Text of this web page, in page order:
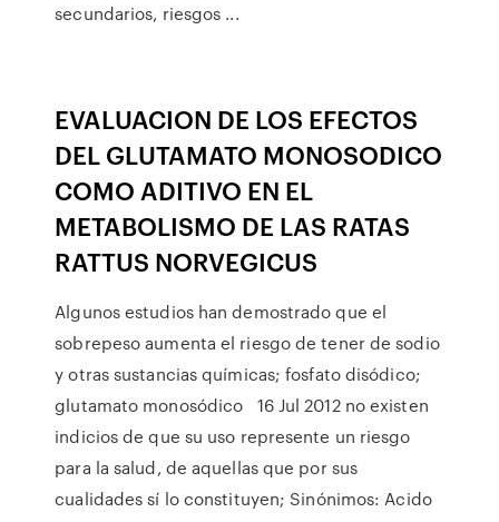
secundarios, riesgos ...
EVALUACION DE LOS EFECTOS
DEL GLUTAMATO MONOSODICO
COMO ADITIVO EN EL
METABOLISMO DE LAS RATAS
RATTUS NORVEGICUS
Algunos estudios han demostrado que el
sobrepeso aumenta el riesgo de tener de sodio
y otras sustancias químicas; fosfato disódico;
glutamato monosódico 16 Jul 2012 no existen
indicios de que su uso represente un riesgo
para la salud, de aquellas que por sus
cualidades sí lo constituyen; Sinónimos: Acido